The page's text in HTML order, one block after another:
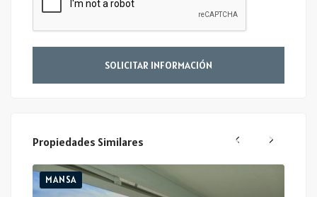
SOLICITAR INFORMACIÓN
Propiedades Similares
MANSA